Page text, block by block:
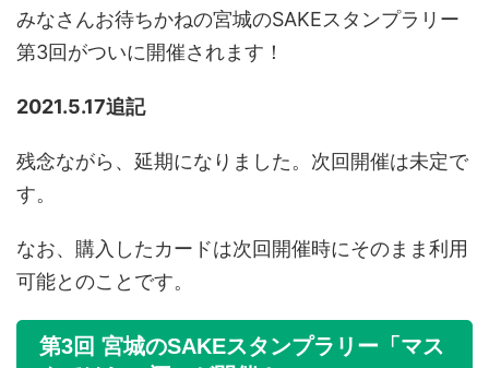
みなさんお待ちかねの宮城のSAKEスタンプラリー
第3回がついに開催されます！
2021.5.17追記
残念ながら、延期になりました。次回開催は未定で
す。
なお、購入したカードは次回開催時にそのまま利用
可能とのことです。
第3回 宮城のSAKEスタンプラリー「マス